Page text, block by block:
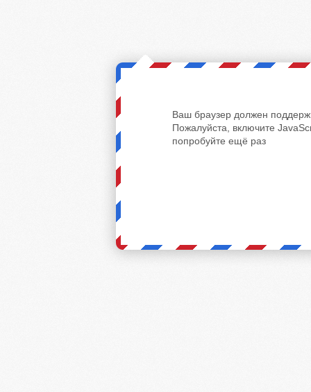
Ваш браузер должен
Пожалуйста, включите
попробуйте ещё раз